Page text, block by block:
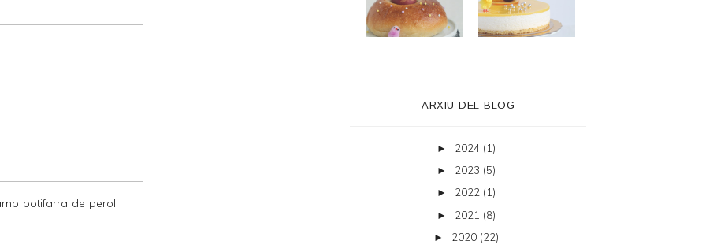
botifarra de perol
ARXIU DEL BLOG
► 2024 (1)
► 2023 (5)
► 2022 (1)
► 2021 (8)
► 2020 (22)